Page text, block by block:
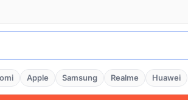
Apple Samsung Realme Huawei